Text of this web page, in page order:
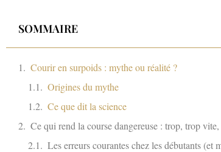
SOMMAIRE
Courir en surpoids : mythe ou réalité ?
Origines du mythe
Ce que dit la science
Ce qui rend la course dangereuse : trop, trop
Les erreurs courantes chez les débutants (et